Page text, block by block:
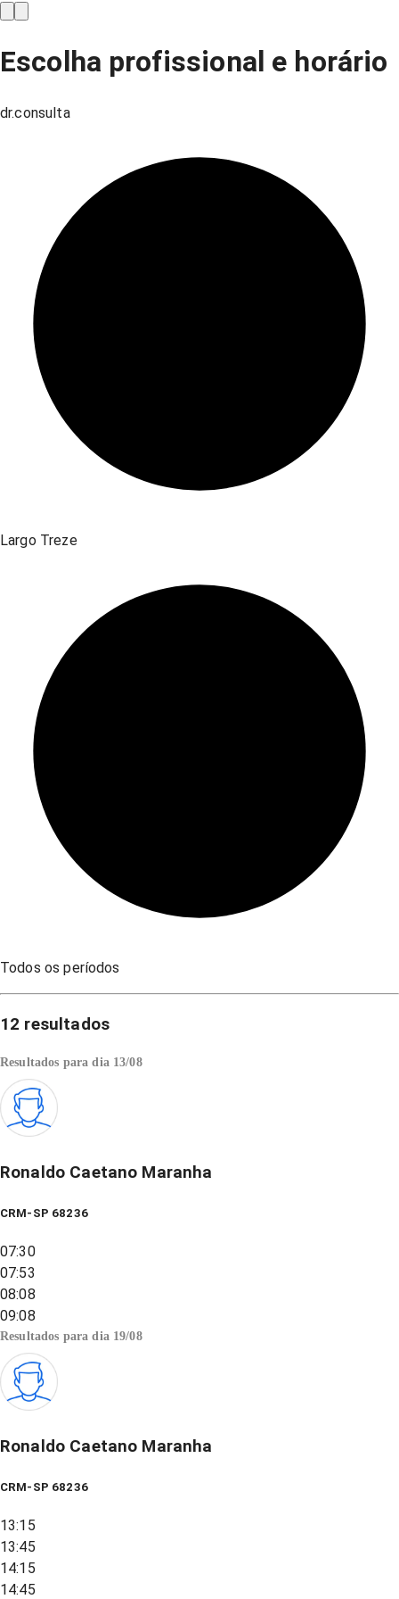
Escolha profissional e horário
dr.consulta
Largo Treze
Todos os períodos
12 resultados
Resultados para dia 13/08
Ronaldo Caetano Maranha
CRM-SP 68236
07:30
07:53
08:08
09:08
Resultados para dia 19/08
Ronaldo Caetano Maranha
CRM-SP 68236
13:15
13:45
14:15
14:45